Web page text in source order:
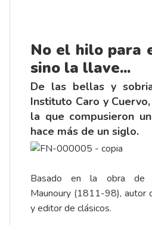
No el hilo para
sino la llave...
De las bellas y
Instituto Caro y
la que compusieron
hace más de un siglo.
Basado en la obra de
Maunoury (1811-98), autor
y editor de clásicos.